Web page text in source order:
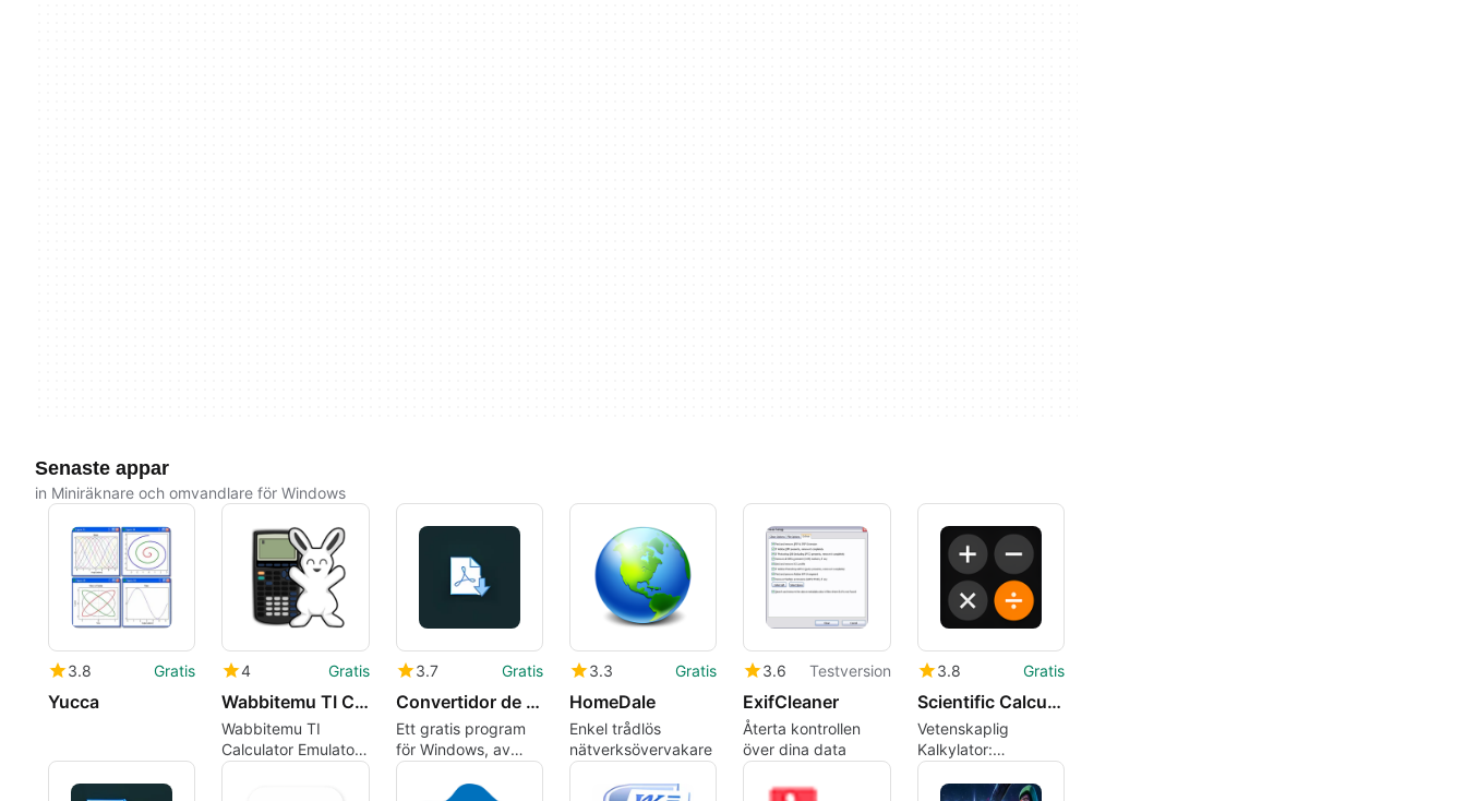
Senaste appar
in Miniräknare och omvandlare för Windows
3.8 Gratis
Yucca
4 Gratis
Wabbitemu TI Calculator Emulator (64-bit)
Wabbitemu TI
Calculator Emulator
för Windows
3.7 Gratis
Convertidor de Word a PDF
Ett gratis program
för Windows, av
convertidor-de-pdf.
3.3 Gratis
HomeDale
Enkel trådlös
nätverksövervakare
3.6 Testversion
ExifCleaner
Återta kontrollen
över dina data
3.8 Gratis
Scientific Calculator
Vetenskaplig
Kalkylator:
Matematik vid dina
fingertoppar